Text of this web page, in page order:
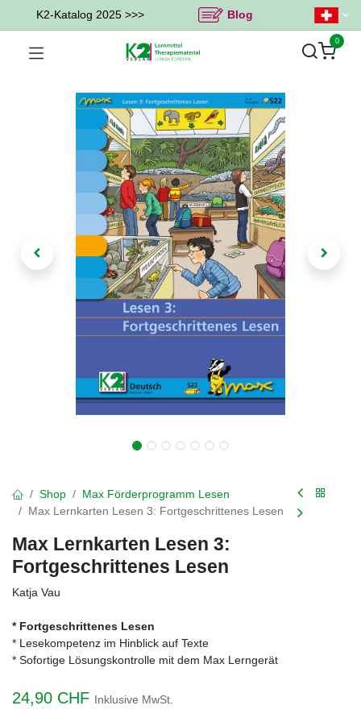
K2-Katalog 2025 >>> Blog
0
Shop
Max Förderprogramm Lesen
Max Lernkarten Lesen 3: Fortgeschrittenes Lesen
Max Lernkarten Lesen 3:
Fortgeschrittenes Lesen
Katja Vau
* Fortgeschrittenes Lesen
* Lesekompetenz im Hinblick auf Texte
* Sofortige Lösungskontrolle mit dem Max Lerngerät
24,90 CHF Inklusive MwSt.